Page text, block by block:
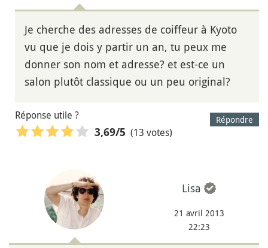
Je cherche des adresses de coiffeur à Kyoto
vu que je dois y partir un an, tu peux me
donner son nom et adresse? et est-ce un
salon plutôt classique ou un peu original?
Répondre
Réponse utile ?
3,69/5 (13 votes)
Lisa
21 avril 2013
22:23